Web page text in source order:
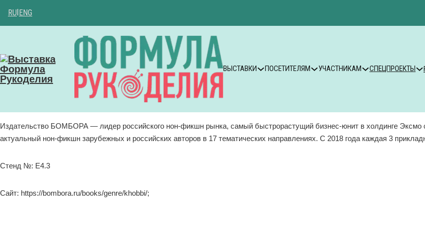
RU ENG
ВЫСТАВКИ ПОСЕТИТЕЛЯМ УЧАСТНИКАМ СПЕЦПРОЕКТЫ
Издательство БОМБОРА — лидер российского нон-фикшн рынка, самый быстрорастущий бизнес-юнит в холдинге Эксмо
актуальный нон-фикшн зарубежных и российских авторов в 17 тематических направлениях. С 2018 года каждая 3
Стенд №: Е4.3
Сайт: https://bombora.ru/books/genre/khobbi/;